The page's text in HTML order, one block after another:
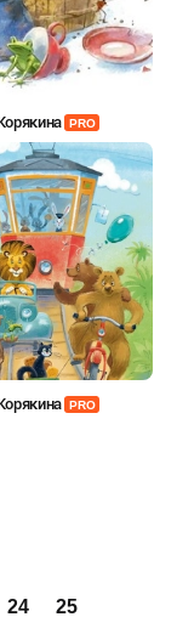
PRO
PRO
24 25